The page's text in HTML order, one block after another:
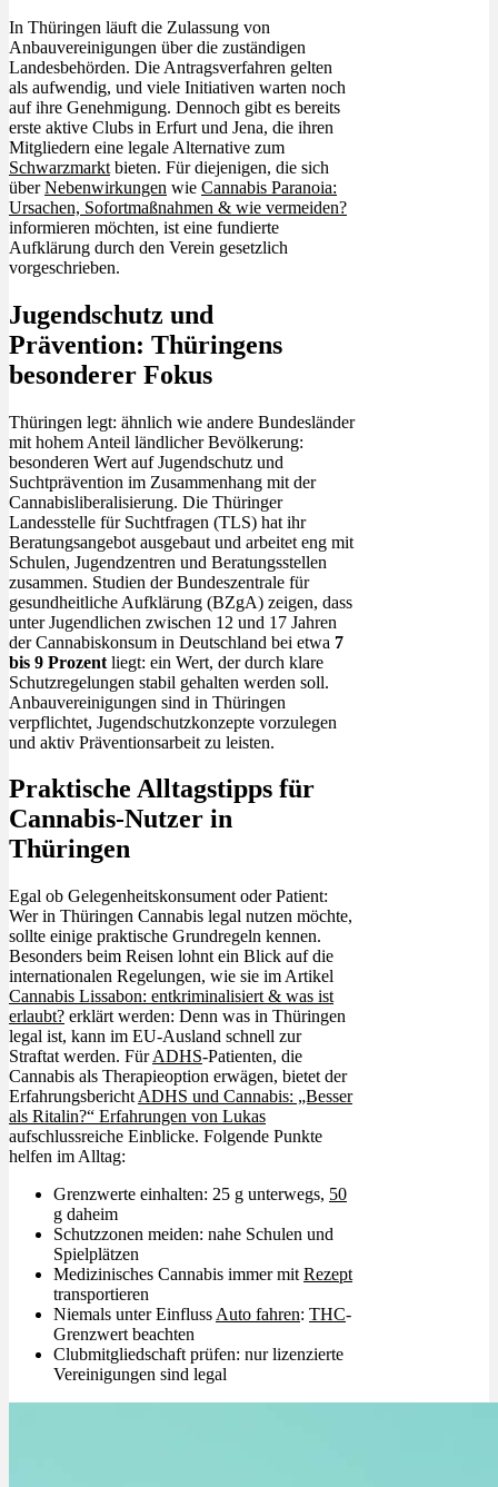
In Thüringen läuft die Zulassung von
Anbauvereinigungen über die zuständigen
Landesbehörden. Die Antragsverfahren gelten
als aufwendig, und viele Initiativen warten noch
auf ihre Genehmigung. Dennoch gibt es bereits
erste aktive Clubs in Erfurt und Jena, die ihren
Mitgliedern eine legale Alternative zum
Schwarzmarkt bieten. Für diejenigen, die sich
überNebenwirkungen wie Cannabis Paranoia:
Ursachen, Sofortmaßnahmen & wie vermeiden?
informieren möchten, ist eine fundierte
Aufklärung durch den Verein gesetzlich
vorgeschrieben.
Jugendschutz und
Prävention: Thüringens
besonderer Fokus
Thüringen legt: ähnlich wie andere Bundesländer
mit hohem Anteil ländlicher Bevölkerung:
besonderen Wert auf Jugendschutz und
Suchtprävention im Zusammenhang mit der
Cannabisliberalisierung. Die Thüringer
Landesstelle für Suchtfragen (TLS) hat ihr
Beratungsangebot ausgebaut und arbeitet eng mit
Schulen, Jugendzentren und Beratungsstellen
zusammen. Studien der Bundeszentrale für
gesundheitliche Aufklärung (BZgA) zeigen, dass
unter Jugendlichen zwischen 12 und 17 Jahren
der Cannabiskonsum in Deutschland bei etwa 7
bis 9 Prozent liegt: ein Wert, der durch klare
Schutzregelungen stabil gehalten werden soll.
Anbauvereinigungen sind in Thüringen
verpflichtet, Jugendschutzkonzepte vorzulegen
und aktiv Präventionsarbeit zu leisten.
Praktische Alltagstipps für
Cannabis-Nutzer in
Thüringen
Egal ob Gelegenheitskonsument oder Patient:
Wer in Thüringen Cannabis legal nutzen möchte,
sollte einige praktische Grundregeln kennen.
Besonders beim Reisen lohnt ein Blick auf die
internationalen Regelungen, wie sie im Artikel
Cannabis Lissabon: entkriminalisiert & was ist
erlaubt? erklärt werden: Denn was in Thüringen
legal ist, kann im EU-Ausland schnell zur
Straftat werden. FürADHS-Patienten, die
Cannabis als Therapieoption erwägen, bietet der
Erfahrungsbericht ADHS und Cannabis: „Besser
als Ritalin?“ Erfahrungen von Lukas
aufschlussreiche Einblicke. Folgende Punkte
helfen im Alltag:
Grenzwerte einhalten: 25 g unterwegs, 50
g daheim
Schutzzonen meiden: nahe Schulen und
Spielplätzen
Medizinisches Cannabis immer mit Rezept
transportieren
Niemals unter Einfluss Auto fahren: THC-
Grenzwert beachten
Clubmitgliedschaft prüfen: nur lizenzierte
Vereinigungen sind legal